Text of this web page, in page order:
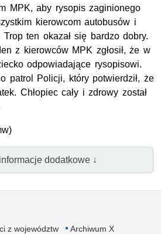
MPK, aby rysopis zaginionego
kierowcom autobusów i
ten okazał się bardzo dobry.
z kierowców MPK zgłosił, że w
odpowiadające rysopisowi.
patrol Policji, który potwierdził, że
Chłopiec cały i zdrowy został
dodatkowe ↓
z województw
Archiwum X